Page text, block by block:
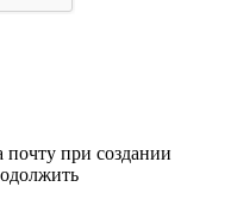
при создании